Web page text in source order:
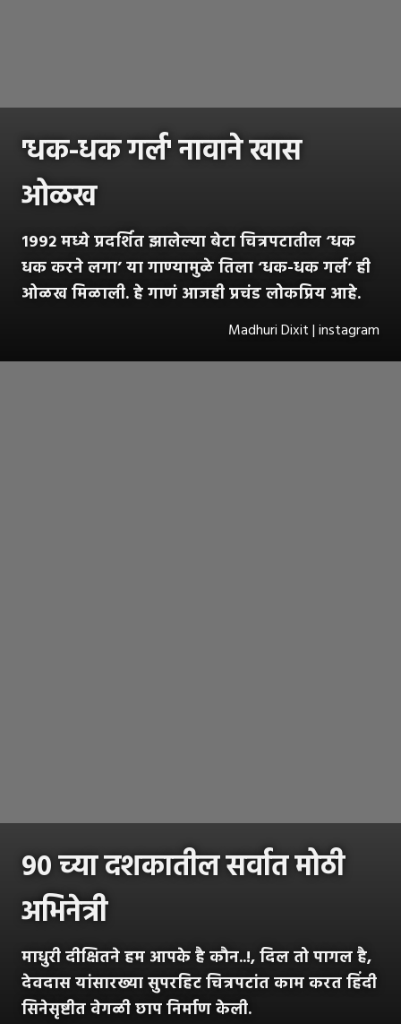
'धक-धक गर्ल' नावाने खास
ओळख
१९९२ मध्ये प्रदर्शित झालेल्या बेटा चित्रपटातील ‘धक
धक करने लगा’ या गाण्यामुळे तिला ‘धक-धक गर्ल’ ही
ओळख मिळाली. हे गाणं आजही प्रचंड लोकप्रिय आहे.
Madhuri Dixit | instagram
९० च्या दशकातील सर्वात मोठी
अभिनेत्री
माधुरी दीक्षितने हम आपके है कौन..!, दिल तो पागल है,
देवदास यांसारख्या सुपरहिट चित्रपटांत काम करत हिंदी
सिनेसृष्टीत वेगळी छाप निर्माण केली.